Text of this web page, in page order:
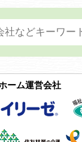
ーム運営会社